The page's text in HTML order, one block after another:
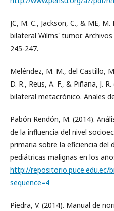
JC, M. C., Jackson, C., & ME,
bilateral Wilms' tumor.
245-247.
Meléndez, M. M., del Castillo,
D. R., Reus, A. F., & Piñana, J.
bilateral metacrónico. Anales
Pabón Rendón, M. (2014).
de la influencia del nivel
primaria sobre la eficiencia del
pediátricas malignas en los
http://repositorio.puce.edu.ec/
sequence=4
Piedra, V. (2014). Manual de